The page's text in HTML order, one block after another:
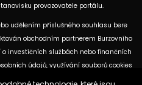
provozovatele portálu.
udělením příslušného souhlasu bere
obchodním partnerem Burzovního
investičních službách nebo finančních
údajů, využívání souborů cookies